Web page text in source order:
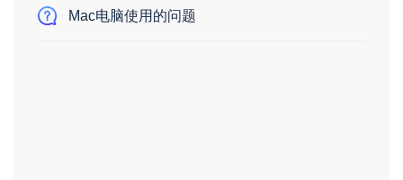
Mac电脑使用的问题